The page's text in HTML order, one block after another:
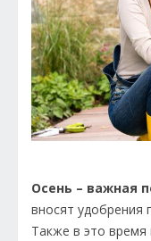
Осень – важная
вносят удобрения
Также в это время